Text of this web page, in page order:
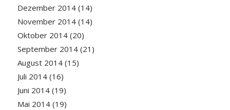
Dezember 2014(14)
November 2014(14)
Oktober 2014(20)
September 2014(21)
August 2014(15)
Juli 2014(16)
Juni 2014(19)
Mai 2014(19)